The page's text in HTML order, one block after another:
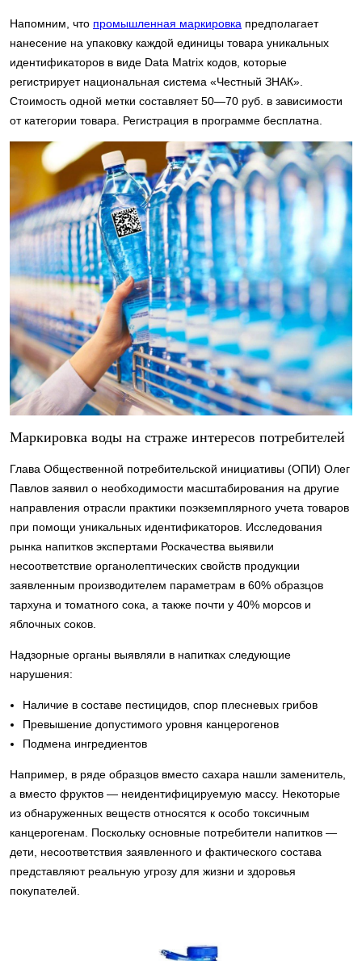
Напомним, что промышленная маркировка предполагает
нанесение на упаковку каждой единицы товара уникальных
идентификаторов в виде Data Matrix кодов, которые
регистрирует национальная система «Честный ЗНАК».
Стоимость одной метки составляет 50—70 руб. в зависимости
от категории товара. Регистрация в программе бесплатна.
Маркировка воды на страже интересов потребителей
Глава Общественной потребительской инициативы (ОПИ) Олег
Павлов заявил о необходимости масштабирования на другие
направления отрасли практики поэкземплярного учета товаров
при помощи уникальных идентификаторов. Исследования
рынка напитков экспертами Роскачества выявили
несоответствие органолептических свойств продукции
заявленным производителем параметрам в 60% образцов
тархуна и томатного сока, а также почти у 40% морсов и
яблочных соков.
Надзорные органы выявляли в напитках следующие
нарушения:
Наличие в составе пестицидов, спор плесневых грибов
Превышение допустимого уровня канцерогенов
Подмена ингредиентов
Например, в ряде образцов вместо сахара нашли заменитель,
а вместо фруктов — неидентифицируемую массу. Некоторые
из обнаруженных веществ относятся к особо токсичным
канцерогенам. Поскольку основные потребители напитков —
дети, несоответствия заявленного и фактического состава
представляют реальную угрозу для жизни и здоровья
покупателей.